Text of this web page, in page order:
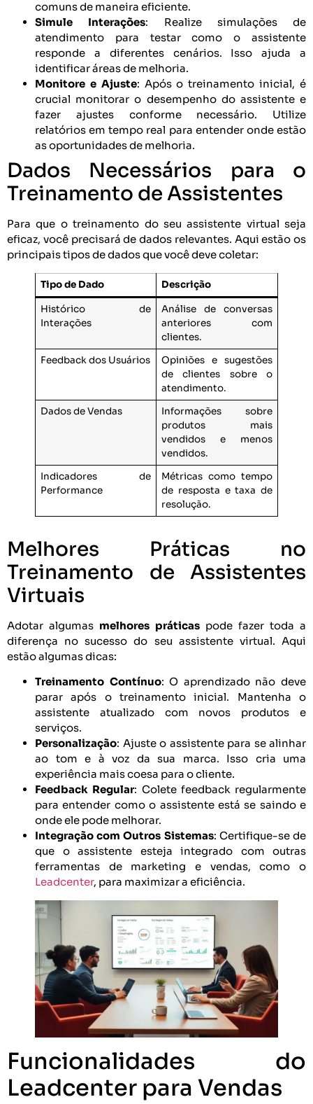
comuns de maneira eficiente.
Simule Interações: Realize simulações de
atendimento para testar como o assistente
responde a diferentes cenários. Isso ajuda a
identificar áreas de melhoria.
Monitore e Ajuste: Após o treinamento inicial, é
crucial monitorar o desempenho do assistente e
fazer ajustes conforme necessário. Utilize
relatórios em tempo real para entender onde estão
as oportunidades de melhoria.
Dados Necessários para o
Treinamento de Assistentes
Para que o treinamento do seu assistente virtual seja
eficaz, você precisará de dados relevantes. Aqui estão os
principais tipos de dados que você deve coletar:
Tipo de Dado Descrição
Histórico de
Interações
Análise de conversas
anteriores com
clientes.
Feedback dos Usuários
Opiniões e sugestões
de clientes sobre o
atendimento.
Dados de Vendas
Informações sobre
produtos mais
vendidos e menos
vendidos.
Indicadores de
Performance
Métricas como tempo
de resposta e taxa de
resolução.
Melhores Práticas no
Treinamento de Assistentes
Virtuais
Adotar algumas melhores práticas pode fazer toda a
diferença no sucesso do seu assistente virtual. Aqui
estão algumas dicas:
Treinamento Contínuo: O aprendizado não deve
parar após o treinamento inicial. Mantenha o
assistente atualizado com novos produtos e
serviços.
Personalização: Ajuste o assistente para se alinhar
ao tom e à voz da sua marca. Isso cria uma
experiência mais coesa para o cliente.
Feedback Regular: Colete feedback regularmente
para entender como o assistente está se saindo e
onde ele pode melhorar.
Integração com Outros Sistemas: Certifique-se de
que o assistente esteja integrado com outras
ferramentas de marketing e vendas, como o
Leadcenter, para maximizar a eficiência.
Funcionalidades do
Leadcenter para Vendas